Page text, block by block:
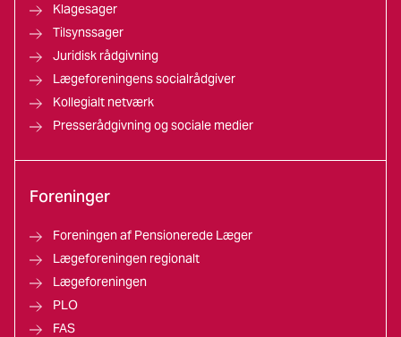
Klagesager
Tilsynssager
Juridisk rådgivning
Lægeforeningens socialrådgiver
Kollegialt netværk
Presserådgivning og sociale medier
Foreninger
Foreningen af Pensionerede Læger
Lægeforeningen regionalt
Lægeforeningen
PLO
FAS